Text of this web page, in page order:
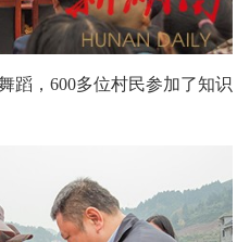
蹈，600多位村民参加了知识